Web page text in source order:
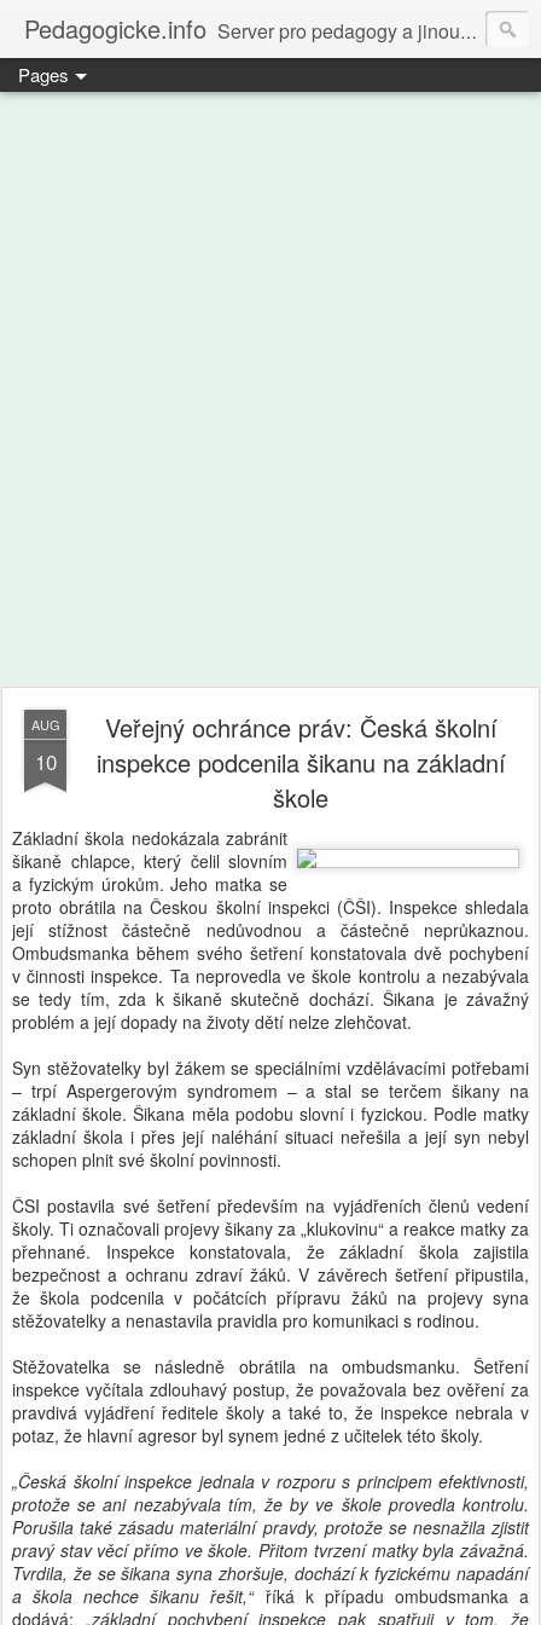
Pedagogicke.info Server pro pedagogy a jinou zvířenu
Pages
AUG
10
Veřejný ochránce práv: Česká školní
inspekce podcenila šikanu na základní
škole
Základní škola nedokázala zabránit
šikaně chlapce, který čelil slovním
a fyzickým úrokům. Jeho matka se
proto obrátila na Českou školní inspekci (ČŠI). Inspekce shledala
její stížnost částečně nedůvodnou a částečně neprůkaznou.
Ombudsmanka během svého šetření konstatovala dvě pochybení
v činnosti inspekce. Ta neprovedla ve škole kontrolu a nezabývala
se tedy tím, zda k šikaně skutečně dochází. Šikana je závažný
problém a její dopady na životy dětí nelze zlehčovat.
Syn stěžovatelky byl žákem se speciálními vzdělávacími potřebami
– trpí Aspergerovým syndromem – a stal se terčem šikany na
základní škole. Šikana měla podobu slovní i fyzickou. Podle matky
základní škola i přes její naléhání situaci neřešila a její syn nebyl
schopen plnit své školní povinnosti.
ČSI postavila své šetření především na vyjádřeních členů vedení
školy. Ti označovali projevy šikany za „klukovinu“ a reakce matky za
přehnané. Inspekce konstatovala, že základní škola zajistila
bezpečnost a ochranu zdraví žáků. V závěrech šetření připustila,
že škola podcenila v počátcích přípravu žáků na projevy syna
stěžovatelky a nenastavila pravidla pro komunikaci s rodinou.
Stěžovatelka se následně obrátila na ombudsmanku. Šetření
inspekce vyčítala zdlouhavý postup, že považovala bez ověření za
pravdivá vyjádření ředitele školy a také to, že inspekce nebrala v
potaz, že hlavní agresor byl synem jedné z učitelek této školy.
„Česká školní inspekce jednala v rozporu s principem efektivnosti,
protože se ani nezabývala tím, že by ve škole provedla kontrolu.
Porušila také zásadu materiální pravdy, protože se nesnažila zjistit
pravý stav věcí přímo ve škole. Přitom tvrzení matky byla závažná.
Tvrdila, že se šikana syna zhoršuje, dochází k fyzickému napadání
a škola nechce šikanu řešit,“říká k případu ombudsmanka a
dodává: „základní pochybení inspekce pak spatřuji v tom, že